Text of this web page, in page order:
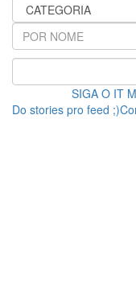
SIGA O IT
Do stories pro feed